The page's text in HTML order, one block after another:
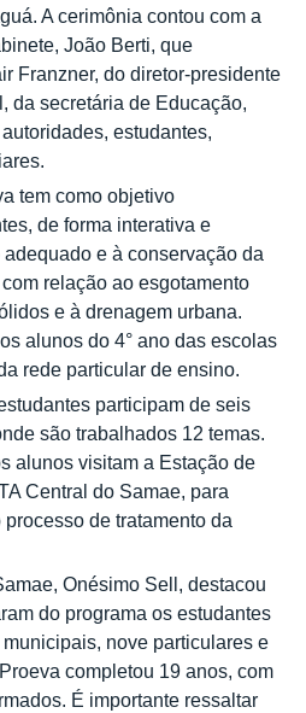
A cerimônia contou com a
João Berti, que
Franzner, do diretor-presidente
da secretária de Educação,
estudantes,
tem como objetivo
de forma interativa e
e à conservação da
relação ao esgotamento
e à drenagem urbana.
alunos do 4° ano das escolas
rede particular de ensino.
participam de seis
são trabalhados 12 temas.
alunos visitam a Estação de
Central do Samae, para
de tratamento da
Onésimo Sell, destacou
do programa os estudantes
nove particulares e
completou 19 anos, com
É importante ressaltar